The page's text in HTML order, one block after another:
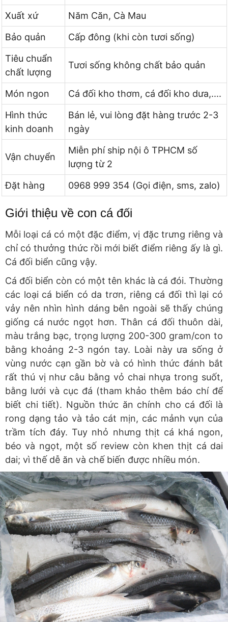
Xuất xứ
Năm Căn, Cà Mau
Bảo quản
Cấp đông (khi còn tươi sống)
Tiêu chuẩn
chất lượng
Tươi sống không chất bảo quản
Món ngon
Cá đối kho thơm, cá đối kho dưa,....
Hình thức
kinh doanh
Bán lẻ, vui lòng đặt hàng trước 2-3
ngày
Vận chuyển
Miễn phí ship nội ô TPHCM số
lượng từ 2
Đặt hàng
0968 999 354 (Gọi điện, sms, zalo)
Giới thiệu về con cá đối
Mỗi loại cá có một đặc điểm, vị đặc trưng riêng và
chỉ có thưởng thức rồi mới biết điểm riêng ấy là gì.
Cá đối biển cũng vậy.
Cá đối biển còn có một tên khác là cá đói. Thường
các loại cá biển có da trơn, riêng cá đối thì lại có
vảy nên nhìn hình dáng bên ngoài sẽ thấy chúng
giống cá nước ngọt hơn. Thân cá đối thuôn dài,
màu trắng bạc, trọng lượng 200-300 gram/con to
bằng khoảng 2-3 ngón tay. Loài này ưa sống ở
vùng nước cạn gần bờ và có hình thức đánh bắt
rất thú vị như câu bằng vỏ chai nhựa trong suốt,
bằng lưới và cục đá (tham khảo thêm báo chí để
biết chi tiết). Nguồn thức ăn chính cho cá đối là
rong dạng tảo và tảo cát mịn, các mảnh vụn của
trầm tích đáy. Tuy nhỏ nhưng thịt cá khá ngon,
béo và ngọt, một số review còn khen thịt cá dai
dai; vì thế dễ ăn và chế biến được nhiều món.